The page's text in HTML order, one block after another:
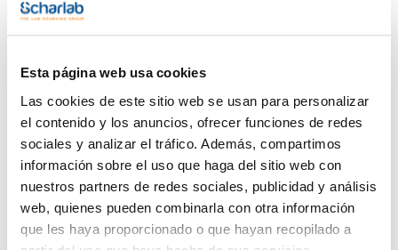
Esta página web usa cookies
Las cookies de este sitio web se usan para personalizar
el contenido y los anuncios, ofrecer funciones de redes
sociales y analizar el tráfico. Además, compartimos
información sobre el uso que haga del sitio web con
nuestros partners de redes sociales, publicidad y análisis
web, quienes pueden combinarla con otra información
que les haya proporcionado o que hayan recopilado a
Pack (u.) : 1
De latón, niquelado. Tipo cerrado.
Documentación técnica
TDS / Ficha técnica
Regístrate para
descargas
COA
Regístrate para
descargas
SDS/ Hoja de seguridad